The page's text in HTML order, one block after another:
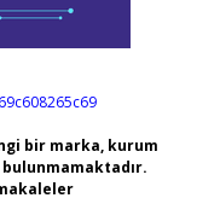
bir marka, kurum